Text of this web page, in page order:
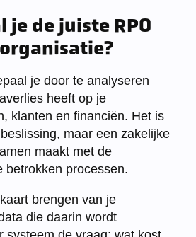
je de juiste RPO
je door te analyseren
heeft op je
klanten en financiën. Het is
maar een zakelijke
maakt met de
betrokken processen.
brengen van je
die daarin wordt